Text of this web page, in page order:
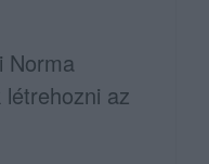
Norma
az